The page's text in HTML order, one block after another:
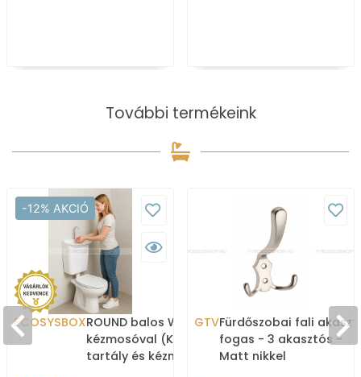
További termékeink
-12% AKCIÓ
ECOSYSBOXROUND balos WC tartály
kézmosóval (Kombi WC
tartály és kézmosó)
GTVFürdőszobai fali
fogas - 3 akasztós -
Matt nikkel